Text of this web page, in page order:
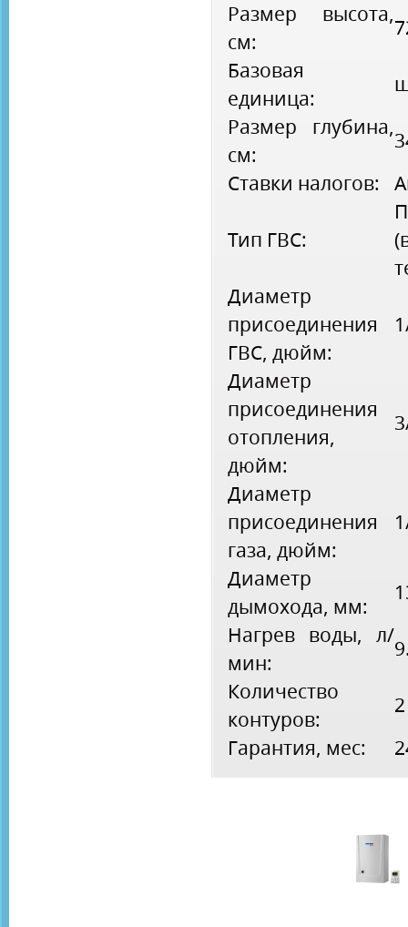
Размер высота,
см:
Базовая
единица:
Размер глубина,
см:
Ставки налогов:
Тип ГВС:
Диаметр
присоединения
ГВС, дюйм:
Диаметр
присоединения
отопления,
дюйм:
Диаметр
присоединения
газа, дюйм:
Диаметр
дымохода, мм:
Нагрев воды, л/
мин:
Количество
контуров:
2
Гарантия, мес: